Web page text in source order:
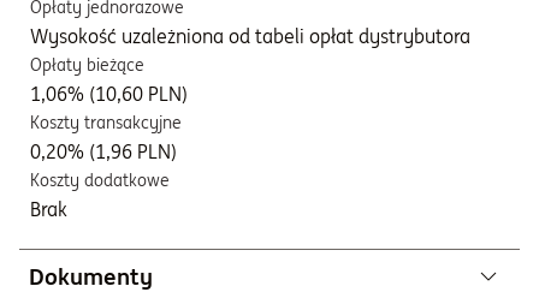
Opłaty jednorazowe
Wysokość uzależniona od tabeli opłat dystrybutora
Opłaty bieżące
1,06% (10,60 PLN)
Koszty transakcyjne
0,20% (1,96 PLN)
Koszty dodatkowe
Brak
Dokumenty